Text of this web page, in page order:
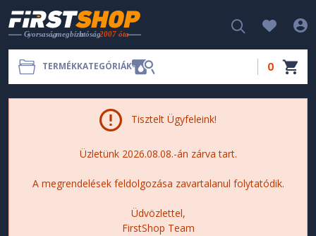
TERMÉKKATEGÓRIÁK 0
Tisztelt Ügyfeleink!
Üzletünk 2026.08.08.-án zárva tart.
A megrendelések feldolgozása zavartalanul folytatódik.
Üdvözlettel,
FirstShop Team